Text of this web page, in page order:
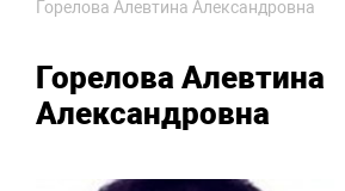
Горелова Алевтина Александровна
Горелова Алевтина
Александровна